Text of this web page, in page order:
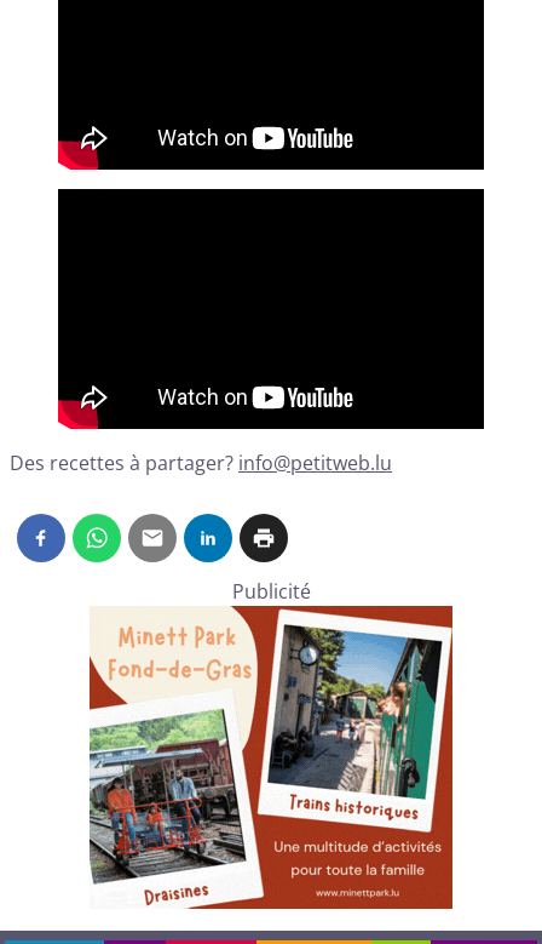
Des recettes à partager? info@petitweb.lu
Publicité